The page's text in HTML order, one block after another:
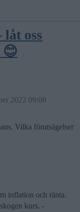
låt oss
😊
2022 09:08
Vilka förutsägelser
inflation och ränta.
kurs. -